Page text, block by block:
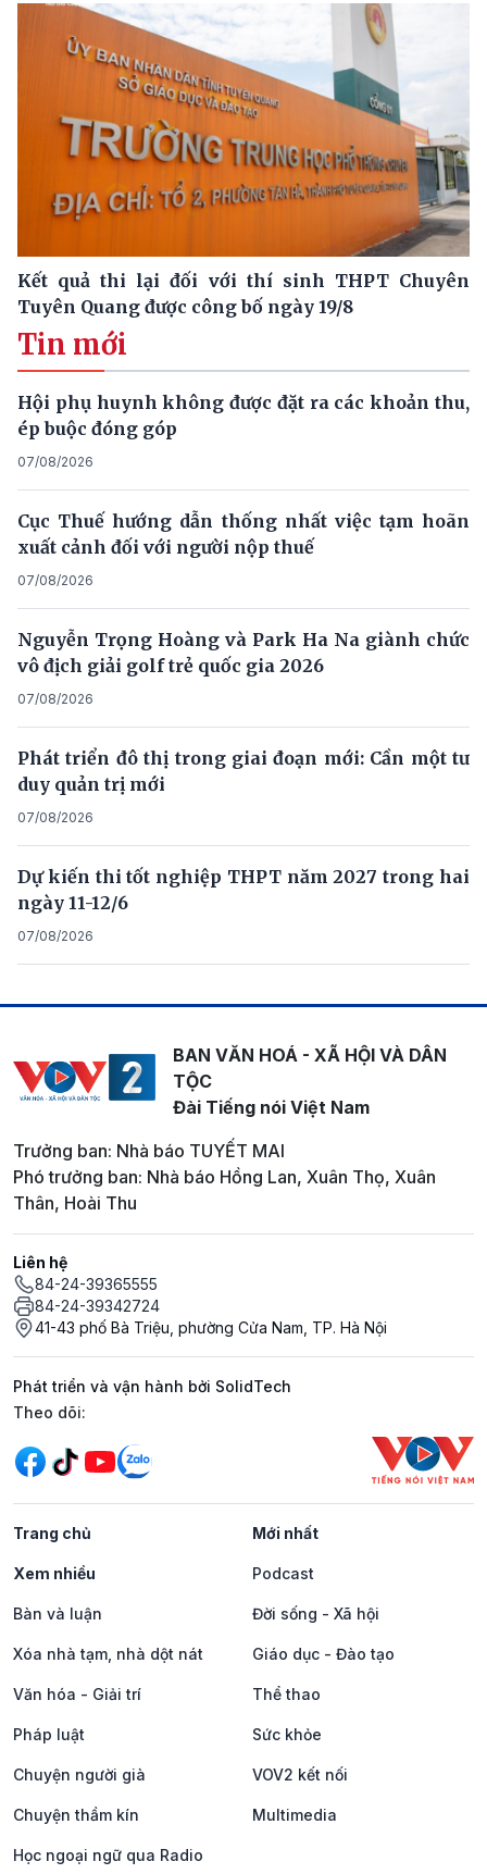
Kết quả thi lại đối với thí sinh THPT Chuyên
Tuyên Quang được công bố ngày 19/8
Tin mới
Hội phụ huynh không được đặt ra các khoản thu,
ép buộc đóng góp
07/08/2026
Cục Thuế hướng dẫn thống nhất việc tạm hoãn
xuất cảnh đối với người nộp thuế
07/08/2026
Nguyễn Trọng Hoàng và Park Ha Na giành chức
vô địch giải golf trẻ quốc gia 2026
07/08/2026
Phát triển đô thị trong giai đoạn mới: Cần một tư
duy quản trị mới
07/08/2026
Dự kiến thi tốt nghiệp THPT năm 2027 trong hai
ngày 11-12/6
07/08/2026
BAN VĂN HOÁ - XÃ HỘI VÀ DÂN
TỘC
Đài Tiếng nói Việt Nam
Trưởng ban: Nhà báo TUYẾT MAI
Phó trưởng ban: Nhà báo Hồng Lan, Xuân Thọ, Xuân
Thân, Hoài Thu
Liên hệ
84-24-39365555
84-24-39342724
41-43 phố Bà Triệu, phường Cửa Nam, TP. Hà Nội
Phát triển và vận hành bởi SolidTech
Mạng xã hội
Theo dõi:
Trang chủ Mới nhất
Xem nhiều Podcast
Bàn và luận Đời sống - Xã hội
Xóa nhà tạm, nhà dột nát Giáo dục - Đào tạo
Văn hóa - Giải trí Thể thao
Pháp luật Sức khỏe
Chuyện người già VOV2 kết nối
Chuyện thầm kín Multimedia
Học ngoại ngữ qua Radio